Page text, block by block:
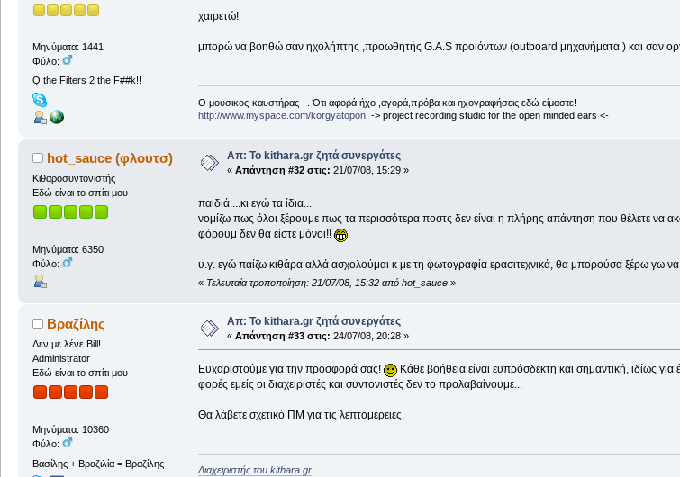
Μηνύματα: 1441
Φύλο:
Q the Filters 2 the F##k!!
χαιρετώ!
μπορώ να βοηθώ σαν ηχολήπτης ,προωθητής G.A.S προιόντων (outboard μηχανήματα ) και σαν
Ο μουσικος-καυστήρας . Ότι αφορά ήχο ,αγορά,πρόβα και ηχογραφήσεις εδώ είμαστε!
http://www.myspace.com/korgyatopon-> project recording studio for the open minded ears <-
hot_sauce (φλουτσ)
Κιθαροσυντονιστής
Εδώ είναι το σπίτι μου
Μηνύματα: 6350
Φύλο:
Απ: Το kithara.gr ζητά συνεργάτες
« Απάντηση #32 στις: 21/07/08, 15:29 »
παιδιά....κι εγώ τα ίδια...
νομίζω πως όλοι ξέρουμε πως τα περισσότερα ποστς δεν είναι η πλήρης απάντηση που θέλετε να
φόρουμ δεν θα είστε μόνοι!!
υ.γ. εγώ παίζω κιθάρα αλλά ασχολούμαι κ με τη φωτογραφία ερασιτεχνικά, θα μπορούσα ξέρω γω να
« Τελευταία τροποποίηση: 21/07/08, 15:32 από hot_sauce»
Βραζίλης
Δεν με λένε Bill!
Administrator
Εδώ είναι το σπίτι μου
Μηνύματα: 10360
Φύλο:
Βασίλης + Βραζιλία = Βραζίλης
Απ: Το kithara.gr ζητά συνεργάτες
« Απάντηση #33 στις: 24/07/08, 20:28 »
Ευχαριστούμε για την προσφορά σας!
Κάθε βοήθεια είναι ευπρόσδεκτη και σημαντική, ιδίως
φορές εμείς οι διαχειριστές και συντονιστές δεν το προλαβαίνουμε...
Θα λάβετε σχετικό ΠΜ για τις λεπτομέρειες.
Διαχειριστής του kithara.gr